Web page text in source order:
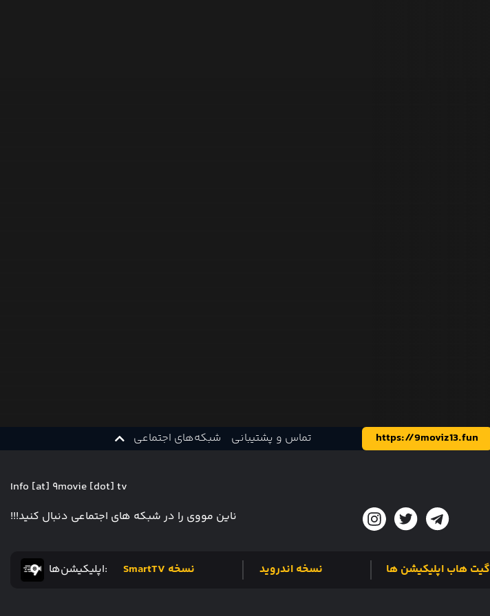
https://9moviz13.fun تماس و پشتیبانی شبکه‌های اجتماعی
Info [at] 9movie [dot] tv
ناین مووی را در شبکه های اجتماعی دنبال کنید!!!
گیت هاب اپلیکیشن ها نسخه اندروید نسخه SmartTV :اپلیکیشن‌ها